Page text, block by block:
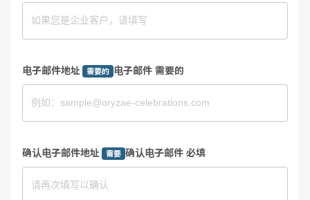
电子邮件地址 需要的 电子邮件 需要的
确认电子邮件地址 需要 确认电子邮件 必填